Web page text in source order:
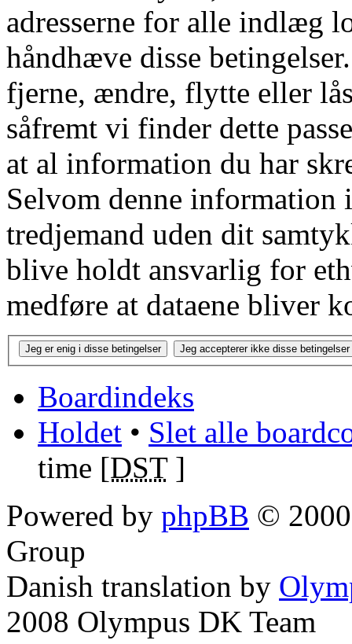
adresserne for alle indlæg
håndhæve disse
fjerne, ændre, flytte eller
såfremt vi finder dette
at al information du har
Selvom denne
tredjemand uden dit
blive holdt ansvarlig for
medføre at dataene bliver
Boardindeks
Holdet • Slet alle
time [DST]
Powered by phpBB ©
Group
Danish translation by
2008 Olympus DK Team